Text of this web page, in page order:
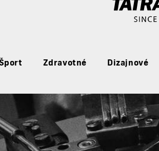
Zdravotné Dizajnové